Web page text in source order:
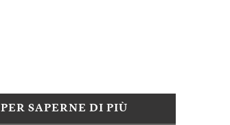
PER SAPERNE DI PIÙ